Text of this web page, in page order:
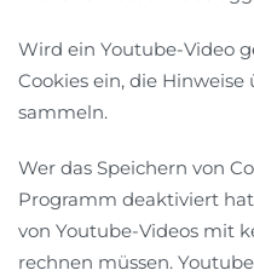
Wird ein Youtube-Video
Cookies ein, die
sammeln.
Wer das Speichern von
Programm deaktiviert
von Youtube-Videos mit
rechnen müssen.